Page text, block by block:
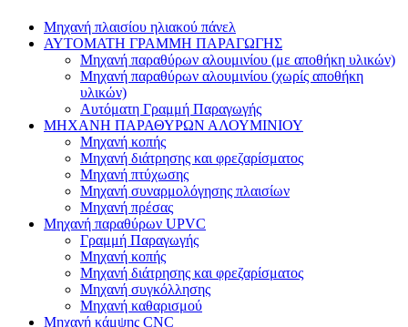
Μηχανή πλαισίου ηλιακού πάνελ
ΑΥΤΟΜΑΤΗ ΓΡΑΜΜΗ ΠΑΡΑΓΩΓΗΣ
Μηχανή παραθύρων αλουμινίου (με αποθήκη υλικών)
Μηχανή παραθύρων αλουμινίου (χωρίς αποθήκη
υλικών)
Αυτόματη Γραμμή Παραγωγής
ΜΗΧΑΝΗ ΠΑΡΑΘΥΡΩΝ ΑΛΟΥΜΙΝΙΟΥ
Μηχανή κοπής
Μηχανή διάτρησης και φρεζαρίσματος
Μηχανή πτύχωσης
Μηχανή συναρμολόγησης πλαισίων
Μηχανή πρέσας
Μηχανή παραθύρων UPVC
Γραμμή Παραγωγής
Μηχανή κοπής
Μηχανή διάτρησης και φρεζαρίσματος
Μηχανή συγκόλλησης
Μηχανή καθαρισμού
Μηχανή κάμψης CNC